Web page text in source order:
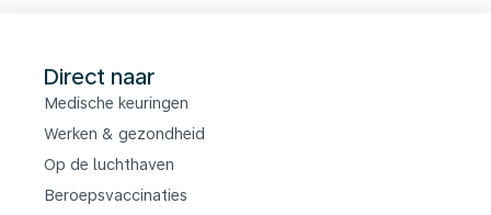
Direct naar
Medische keuringen
Werken & gezondheid
Op de luchthaven
Beroepsvaccinaties